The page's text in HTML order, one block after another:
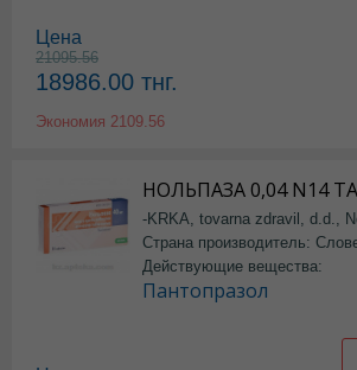
Цена
21095.56
18986.00 тнг.
Экономия 2109.56
НОЛЬПАЗА 0,04 N14
-KRKA, tovarna zdravil, d.d.,
Страна производитель:
Действующие вещества:
Пантопразол